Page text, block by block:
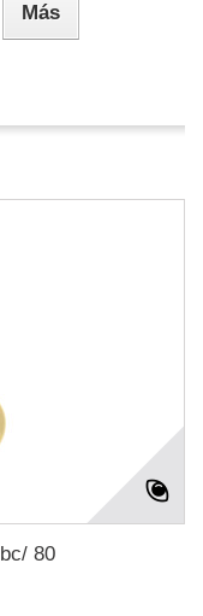
Más
80